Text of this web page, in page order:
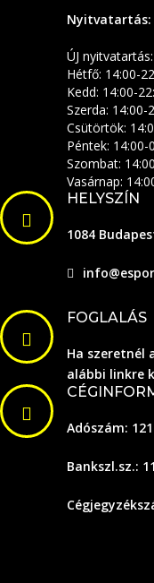
Nyitvatartás:
ÚJ
Hétfő: 14:00-
Kedd: 14:00-
Szerda: 14:00-
Csütörtök:
Péntek: 14:00-
Szombat:
Vasárnap:
HELYSZÍN
1084
FOGLALÁS
Ha szeretnél
alábbi linkre
Adószám:
Bankszl.sz.: